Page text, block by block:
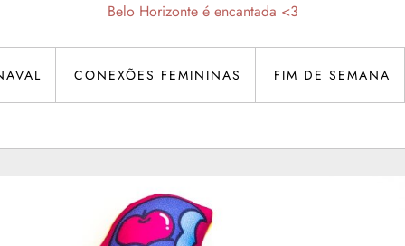
Belo Horizonte é encantada <3
CONEXÕES FEMININAS FIM DE SEMANA